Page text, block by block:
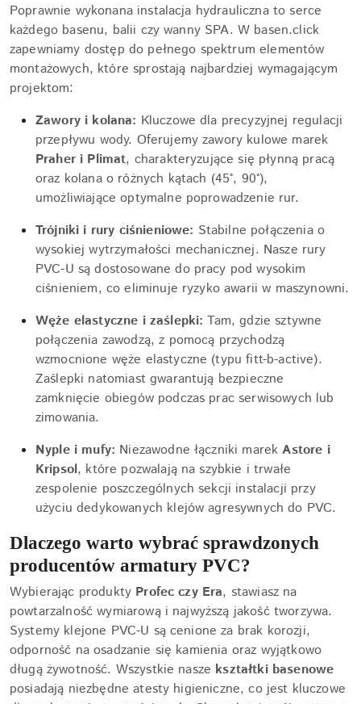
Poprawnie wykonana instalacja hydrauliczna to serce
każdego basenu, balii czy wanny SPA. W basen.click
zapewniamy dostęp do pełnego spektrum elementów
montażowych, które sprostają najbardziej wymagającym
projektom:
Zawory i kolana: Kluczowe dla precyzyjnej regulacji
przepływu wody. Oferujemy zawory kulowe marek
Praher i Plimat, charakteryzujące się płynną pracą
oraz kolana o różnych kątach (45°, 90°),
umożliwiające optymalne poprowadzenie rur.
Trójniki i rury ciśnieniowe: Stabilne połączenia o
wysokiej wytrzymałości mechanicznej. Nasze rury
PVC-U są dostosowane do pracy pod wysokim
ciśnieniem, co eliminuje ryzyko awarii w maszynowni.
Węże elastyczne i zaślepki: Tam, gdzie sztywne
połączenia zawodzą, z pomocą przychodzą
wzmocnione węże elastyczne (typu fitt-b-active).
Zaślepki natomiast gwarantują bezpieczne
zamknięcie obiegów podczas prac serwisowych lub
zimowania.
Nyple i mufy: Niezawodne łączniki marekAstore i
Kripsol, które pozwalają na szybkie i trwałe
zespolenie poszczególnych sekcji instalacji przy
użyciu dedykowanych klejów agresywnych do PVC.
Dlaczego warto wybrać sprawdzonych
producentów armatury PVC?
Wybierając produkty Profec czy Era, stawiasz na
powtarzalność wymiarową i najwyższą jakość tworzywa.
Systemy klejone PVC-U są cenione za brak korozji,
odporność na osadzanie się kamienia oraz wyjątkowo
długą żywotność. Wszystkie nasze kształtki basenowe
posiadają niezbędne atesty higieniczne, co jest kluczowe